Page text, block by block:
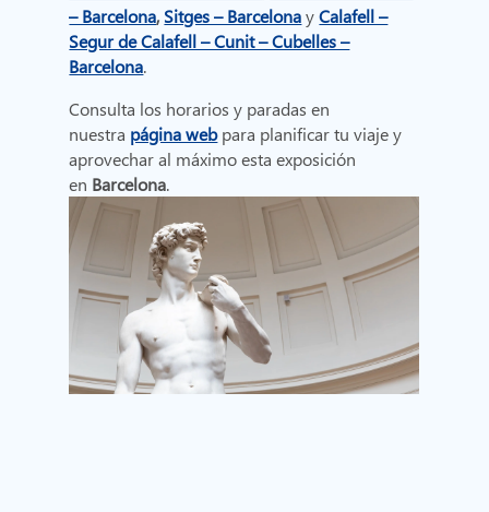
– Barcelona, Sitges – Barcelona yCalafell –
Segur de Calafell – Cunit – Cubelles –
Barcelona.
Consulta los horarios y paradas en
nuestra página webpara planificar tu viaje y
aprovechar al máximo esta exposición
en Barcelona.